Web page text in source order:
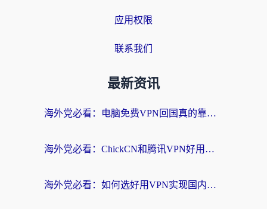
应用权限
联系我们
最新资讯
海外党必看：电脑免费VPN回国真的靠谱吗？附实测对比与最优方案指南
海外党必看：ChickCN和腾讯VPN好用吗？3招选对回国加速器，告别地区限制
海外党必看：如何选好用VPN实现国内资源无缝访问？从越南到全球都适用